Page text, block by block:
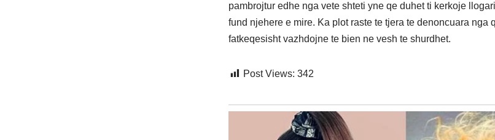
pambrojtur edhe nga vete shteti yne qe duhet ti kerkoje
fund njehere e mire. Ka plot raste te tjera te denoncuara nga
fatkeqesisht vazhdojne te bien ne vesh te shurdhet.
Post Views: 342